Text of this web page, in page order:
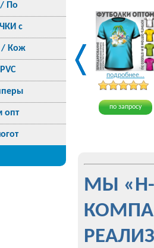
По
с
/ Кож
опт
подробнее...
по запросу
МЫ